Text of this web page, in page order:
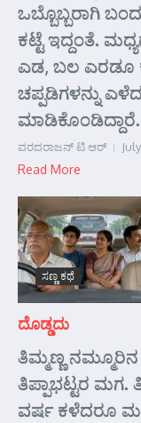
ಒಬ್ಬೊಬ್ಬರಾಗಿ
ಕಟ್ಟೆ ಇದ್ದಂತೆ.
ಎಡ, ಬಲ ಎರಡೂ
ಚಪ್ಪಡಿಗಳನ್ನು
ವರದರಾಜನ್ ಟಿ ಆರ್
Read More
ಸಣ್ಣ ಕಥೆ
ದೊಡ್ಡದು
ತಿಮ್ಮಣ್ಣ
ತಿಪ್ಪಾಭಟ್ಟರ ಮಗ.
ವರ್ಷ ಕಳೆದರೂ